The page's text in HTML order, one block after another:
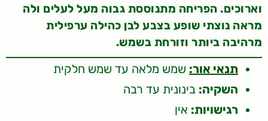
וארוכים. הפריחה מתנוססת גבוה מעל לעלים ולה
מראה נוצתי שופע בצבע לבן כהילה ערפילית
מרהיבה ביותר וזורחת בשמש.
תנאי אור: שמש מלאה עד שמש חלקית
השקיה: בינונית עד רבה
רגישויות: אין